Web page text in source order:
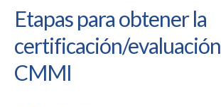
Etapas para obtener la
certificación/evaluación
CMMI